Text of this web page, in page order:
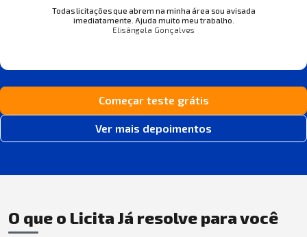
Todas licitações que abrem na minha área sou avisada
imediatamente. Ajuda muito meu trabalho.
Elisângela Gonçalves
Começar teste grátis
Ver mais depoimentos
O que o Licita Já resolve para você